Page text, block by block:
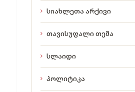
სიახლეთა არქივი
თავისუფალი თემა
სლაიდი
პოლიტიკა